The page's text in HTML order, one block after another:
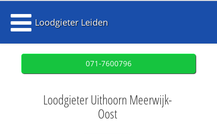
Loodgieter Leiden
071-7600796
Loodgieter Uithoorn Meerwijk-
Oost